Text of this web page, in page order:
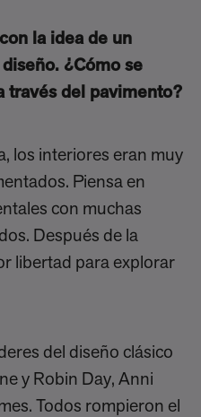
la idea de un
¿Cómo se
través del pavimento?
los interiores eran muy
Piensa en
con muchas
Después de la
libertad para explorar
del diseño clásico
y Robin Day, Anni
Todos rompieron el